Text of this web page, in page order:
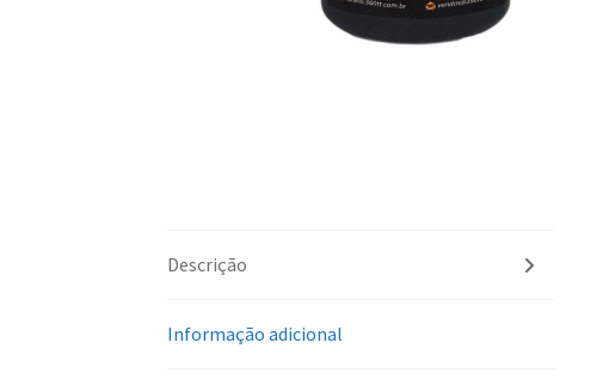
Descrição
Informação adicional